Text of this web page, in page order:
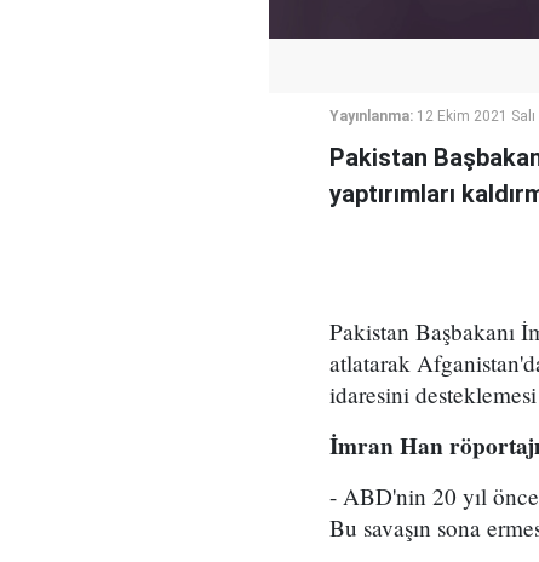
Yayınlanma: 12 Ekim 2021
Pakistan
yaptırımları
Pakistan Başbakanı
atlatarak
idaresini
İmran Han
- ABD'nin 20 yıl önce
Bu savaşın sona